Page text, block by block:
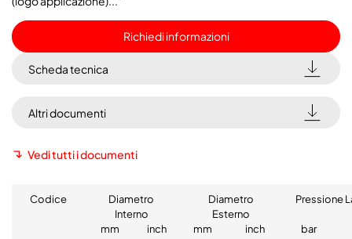
Richiedi informazioni
Scheda tecnica
Altri documenti
Vedi tutti i documenti
Codice
Diametro
Interno
Diametro
Esterno
Pressione
mm inch mm inch bar